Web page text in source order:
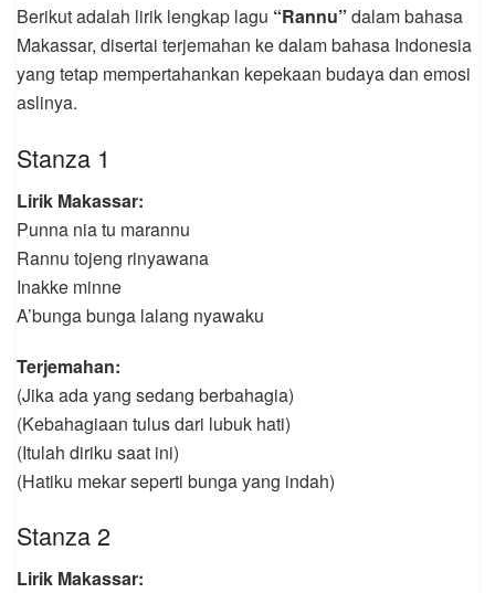
Berikut adalah lirik lengkap lagu “Rannu” dalam bahasa
Makassar, disertai terjemahan ke dalam bahasa Indonesia
yang tetap mempertahankan kepekaan budaya dan emosi
aslinya.
Stanza 1
Lirik Makassar:
Punna nia tu marannu
Rannu tojeng rinyawana
Inakke minne
A’bunga bunga lalang nyawaku
Terjemahan:
(Jika ada yang sedang berbahagia)
(Kebahagiaan tulus dari lubuk hati)
(Itulah diriku saat ini)
(Hatiku mekar seperti bunga yang indah)
Stanza 2
Lirik Makassar: